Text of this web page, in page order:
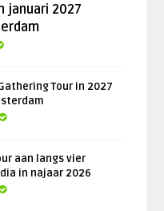
januari 2027
Tour in 2027
aan langs vier
in najaar 2026